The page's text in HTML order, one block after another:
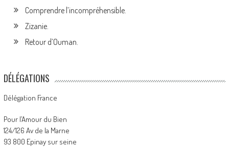
Comprendre l’incompréhensible.
Zizanie.
Retour d’Ouman.
DÉLÉGATIONS
Délégation France
Pour l’Amour du Bien
124/126 Av de la Marne
93 800 Epinay sur seine